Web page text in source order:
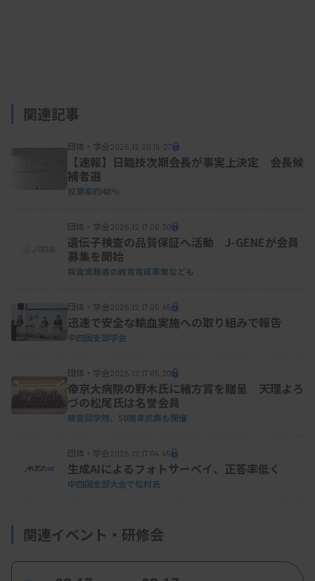
関連記事
団体・学会2025.12.20 15:27
【速報】日臨技次期会長が事実上決定 会長候
補者選
投票率約48％
団体・学会2025.12.17 06:30
遺伝子検査の品質保証へ活動 J-GENEが会員
募集を開始
検査実務者の教育育成事業なども
団体・学会2025.12.17 05:45
迅速で安全な輸血実施への取り組みで報告
中四国支部学会
団体・学会2025.12.17 05:30
帝京大病院の野木氏に緒方賞を贈呈 天理よろ
づの松尾氏は名誉会員
検査同学院、50周年式典も開催
団体・学会2025.12.17 04:45
生成AIによるフォトサーベイ、正答率低く
中四国支部大会で松村氏
関連イベント・研修会